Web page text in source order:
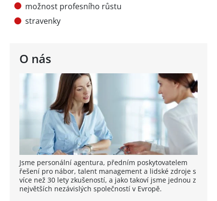
O nás
Jsme personální agentura, předním poskytovatelem
řešení pro nábor, talent management a lidské zdroje s
více než 30 lety zkušeností, a jako takoví jsme jednou z
největších nezávislých společností v Evropě.
možnost profesního růstu
stravenky